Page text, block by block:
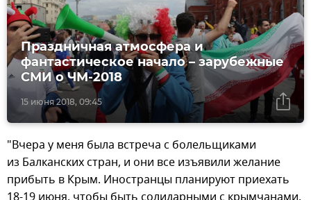
15 июня 2018, 09:45
Праздничная атмосфера и
фантастическое начало – зарубежные
СМИ о ЧМ-2018
"Вчера у меня была встреча с болельщиками
из Балканских стран, и они все изъявили желание
прибыть в Крым. Иностранцы планируют приехать